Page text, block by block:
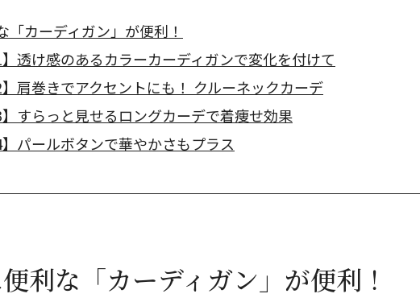
「カーディガン」が便利！
】透け感のあるカラーカーディガンで変化を付けて
】肩巻きでアクセントにも！ クルーネックカーデ
】すらっと見せるロングカーデで着痩せ効果
】パールボタンで華やかさもプラス
利な「カーディガン」が便利！